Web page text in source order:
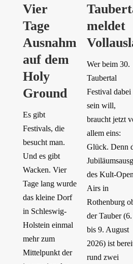
Vier
Tage
Ausnahmezustand
auf dem
Holy
Ground
Es gibt
Festivals, die
besucht man.
Und es gibt
Wacken. Vier
Tage lang wurde
das kleine Dorf
in Schleswig-
Holstein einmal
mehr zum
Mittelpunkt der
meldet
Wer beim 30.
Taubertal
Festival dabei
sein will,
braucht jetzt
allem eins:
Glück. Denn
des Kult-
Airs in
Rothenburg
der Tauber (6.
bis 9. August
2026) ist
rund zwei